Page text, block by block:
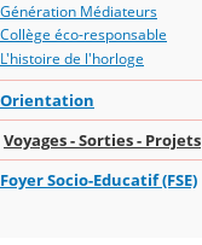
Génération Médiateurs
Collège éco-responsable
L'histoire de l'horloge
Orientation
Voyages - Sorties - Projets
Foyer Socio-Educatif (FSE)